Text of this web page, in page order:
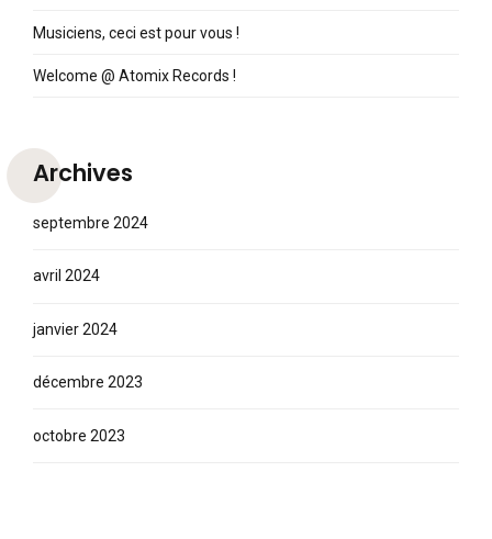
Musiciens, ceci est pour vous !
Welcome @ Atomix Records !
Archives
septembre 2024
avril 2024
janvier 2024
décembre 2023
octobre 2023